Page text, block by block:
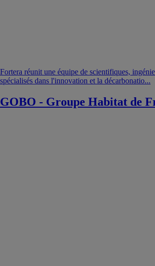
Fortera réunit une équipe de scientifiques,
spécialisés dans l'innovation et la décarbonatio...
GOBO - Groupe Habitat de